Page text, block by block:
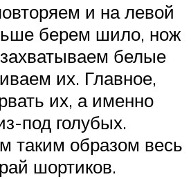
и на левой
берем шило, нож
белые
их. Главное,
их, а именно
под голубых.
таким образом весь
шортиков.